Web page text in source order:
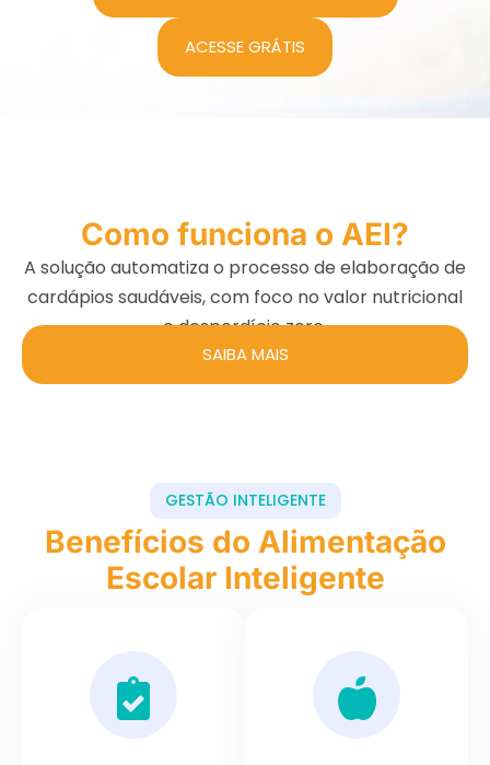
ACESSE GRÁTIS
Como funciona o AEI?
A solução automatiza o processo de elaboração de
cardápios saudáveis, com foco no valor nutricional
e desperdício zero.
SAIBA MAIS
GESTÃO INTELIGENTE
Benefícios do Alimentação
Escolar Inteligente